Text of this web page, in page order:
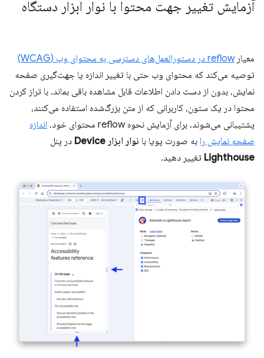
آزمایش تغییر جهت محتوا با نوار ابزار دستگاه
معیارreflow در دستورالعمل‌های دسترسی به محتوای وب (WCAG)
توصیه می‌کند که محتوای وب حتی با تغییر اندازه یا جهت‌گیری صفحه
نمایش، بدون از دست دادن اطلاعات قابل مشاهده باقی بماند. با تراز کردن
محتوا در یک ستون، کاربرانی که از متن بزرگ‌شده استفاده می‌کنند،
پشتیبانی می‌شوند. برای آزمایش نحوه reflow محتوای خود،
اندازه
صفحه نمایش را به صورت پویا با نوار ابزار Device
در پنل
Lighthouse تغییر دهید.